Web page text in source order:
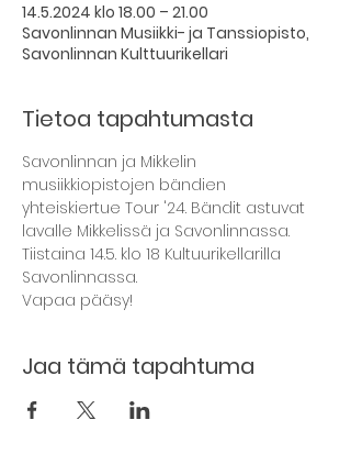
14.5.2024 klo 18.00 – 21.00
Savonlinnan Musiikki- ja Tanssiopisto,
Savonlinnan Kulttuurikellari
Tietoa tapahtumasta
Savonlinnan ja Mikkelin
musiikkiopistojen bändien
yhteiskiertue Tour '24. Bändit astuvat
lavalle Mikkelissä ja Savonlinnassa.
Tiistaina 14.5. klo 18 Kultuurikellarilla
Savonlinnassa.
Vapaa pääsy!
Jaa tämä tapahtuma